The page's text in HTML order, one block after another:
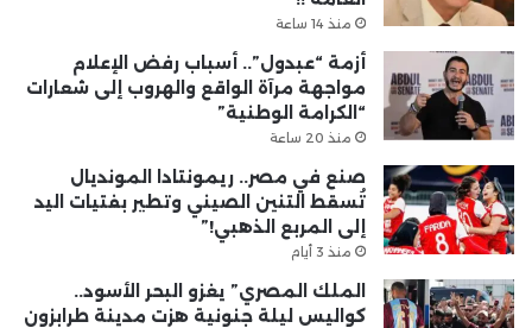
منذ 14 ساعة
أزمة “عبدول”.. أسباب رفض الإعلام
مواجهة مرآة الواقع والهروب إلى شعارات
“الكرامة الوطنية”
منذ 20 ساعة
صنع في مصر.. ريمونتادا المونديال
تُسقط التنين الصيني وتطير بفتيات اليد
إلى المربع الذهبي!”
منذ 3 أيام
الملك المصري” يغزو البحر الأسود..
كواليس ليلة جنونية هزت مدينة طرابزون